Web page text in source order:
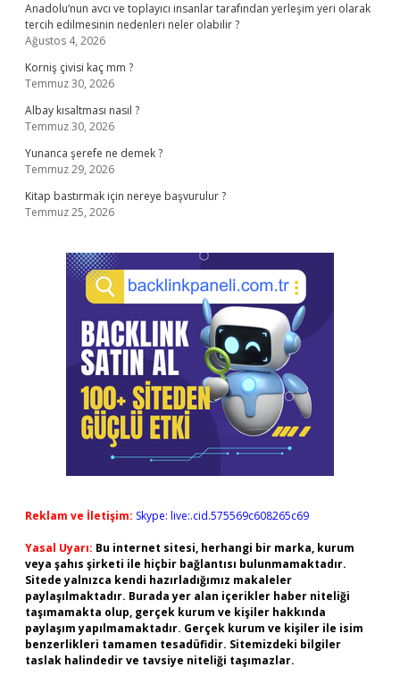
Anadolu’nun avcı ve toplayıcı insanlar tarafından yerleşim yeri olarak
tercih edilmesinin nedenleri neler olabilir ?
Ağustos 4, 2026
Korniş çivisi kaç mm ?
Temmuz 30, 2026
Albay kısaltması nasıl ?
Temmuz 30, 2026
Yunanca şerefe ne demek ?
Temmuz 29, 2026
Kitap bastırmak için nereye başvurulur ?
Temmuz 25, 2026
Reklam ve İletişim: Skype: live:.cid.575569c608265c69
Yasal Uyarı: Bu internet sitesi, herhangi bir marka, kurum
veya şahıs şirketi ile hiçbir bağlantısı bulunmamaktadır.
Sitede yalnızca kendi hazırladığımız makaleler
paylaşılmaktadır. Burada yer alan içerikler haber niteliği
taşımamakta olup, gerçek kurum ve kişiler hakkında
paylaşım yapılmamaktadır. Gerçek kurum ve kişiler ile isim
benzerlikleri tamamen tesadüfidir. Sitemizdeki bilgiler
taslak halindedir ve tavsiye niteliği taşımazlar.